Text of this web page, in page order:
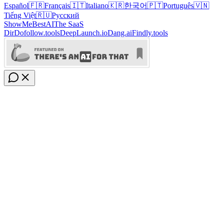
Español🇫🇷Français🇮🇹Italiano🇰🇷한국어🇵🇹Português🇻🇳
Tiếng Việt🇷🇺Русский
ShowMeBestAIThe SaaS
DirDofollow.toolsDeepLaunch.ioDang.aiFindly.tools